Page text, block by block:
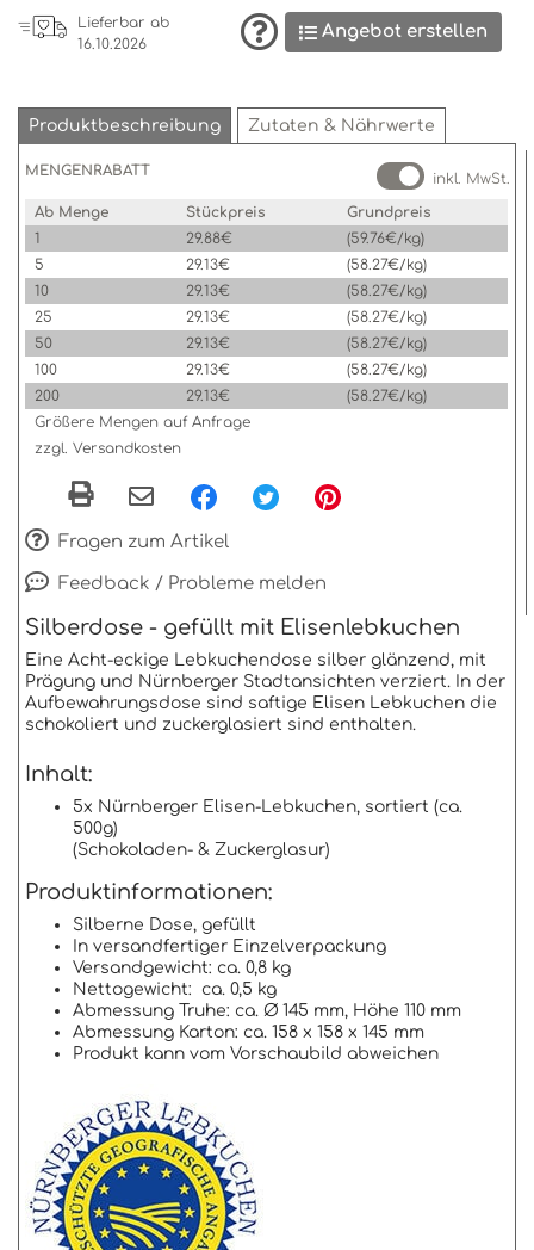
Lieferbar ab
16.10.2026
Angebot erstellen
Produktbeschreibung Zutaten & Nährwerte
MENGENRABATT
inkl. MwSt.
Ab Menge
Stückpreis
Grundpreis
1
29.88€
(59.76€/kg)
5
29.13€
(58.27€/kg)
10
29.13€
(58.27€/kg)
25
29.13€
(58.27€/kg)
50
29.13€
(58.27€/kg)
100
29.13€
(58.27€/kg)
200
29.13€
(58.27€/kg)
Größere Mengen auf Anfrage
zzgl. Versandkosten
Fragen zum Artikel
Feedback / Probleme melden
Silberdose - gefüllt mit Elisenlebkuchen
Eine Acht-eckige Lebkuchendose silber glänzend, mit
Prägung und Nürnberger Stadtansichten verziert. In der
Aufbewahrungsdose sind saftige Elisen Lebkuchen die
schokoliert und zuckerglasiert sind enthalten.
Inhalt:
5x Nürnberger Elisen-Lebkuchen, sortiert (ca.
500g)
(Schokoladen- & Zuckerglasur)
Produktinformationen:
Silberne Dose, gefüllt
In versandfertiger Einzelverpackung
Versandgewicht: ca. 0,8 kg
Nettogewicht: ca. 0,5 kg
Abmessung Truhe: ca. Ø 145 mm, Höhe 110 mm
Abmessung Karton: ca. 158 x 158 x 145 mm
Produkt kann vom Vorschaubild abweichen